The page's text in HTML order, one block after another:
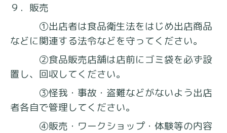
９．販売
①出店者は食品衛生法をはじめ出店商品
などに関連する法令などを守ってください。
②食品販売店舗は店前にゴミ袋を必ず設
置し、回収してください。
③怪我・事故・盗難などがないよう出店
者各自で管理してください。
④販売・ワークショップ・体験等の内容